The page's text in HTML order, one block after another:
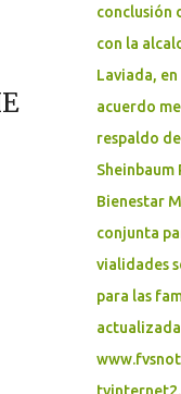
niñas,
adultas
dispositivo,
avenida
- Calle 58-
por
Montejo por
Calle 60
Avenida Ró...
conclusión
con la
Laviada,
acuerdo
respaldo
Sheinbaum
Bienestar
conjunta
vialidades
para las